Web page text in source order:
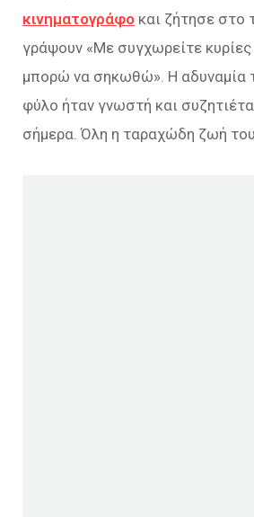
κινηματογράφο και ζήτησε στο
γράψουν «Με συγχωρείτε
μπορώ να σηκωθώ». Η
φύλο ήταν γνωστή και
σήμερα. Όλη η ταραχώδη ζωή